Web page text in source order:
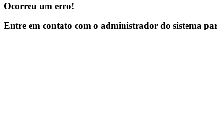
Ocorreu um erro!
Entre em contato com o administrador do sistema